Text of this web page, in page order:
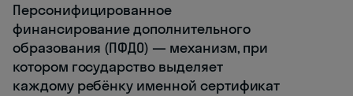
Персонифицированное
финансирование дополнительного
образования (ПФДО) — механизм, при
котором государство выделяет
каждому ребёнку именной сертификат